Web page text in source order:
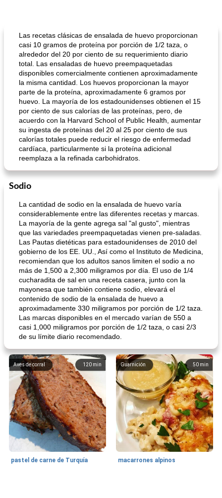
Las recetas clásicas de ensalada de huevo proporcionan
casi 10 gramos de proteína por porción de 1/2 taza, o
alrededor del 20 por ciento de su requerimiento diario
total. Las ensaladas de huevo preempaquetadas
disponibles comercialmente contienen aproximadamente
la misma cantidad. Los huevos proporcionan la mayor
parte de la proteína, aproximadamente 6 gramos por
huevo. La mayoría de los estadounidenses obtienen el 15
por ciento de sus calorías de las proteínas, pero, de
acuerdo con la Harvard School of Public Health, aumentar
su ingesta de proteínas del 20 al 25 por ciento de sus
calorías totales puede reducir el riesgo de enfermedad
cardíaca, particularmente si la proteína adicional
reemplaza a la refinada carbohidratos.
Sodio
La cantidad de sodio en la ensalada de huevo varía
considerablemente entre las diferentes recetas y marcas.
La mayoría de la gente agrega sal "al gusto", mientras
que las variedades preempaquetadas vienen pre-saladas.
Las Pautas dietéticas para estadounidenses de 2010 del
gobierno de los EE. UU., Así como el Instituto de Medicina,
recomiendan que los adultos sanos limiten el sodio a no
más de 1,500 a 2,300 miligramos por día. El uso de 1/4
cucharadita de sal en una receta casera, junto con la
mayonesa que también contiene sodio, elevará el
contenido de sodio de la ensalada de huevo a
aproximadamente 330 miligramos por porción de 1/2 taza.
Las marcas disponibles en el mercado varían de 550 a
casi 1,000 miligramos por porción de 1/2 taza, o casi 2/3
de su límite diario recomendado.
120 min
Aves de corral
pastel de carne de Turquía
50 min
Guarnición
macarrones alpinos